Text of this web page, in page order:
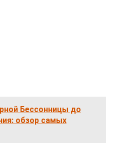
Бессонницы до
обзор самых